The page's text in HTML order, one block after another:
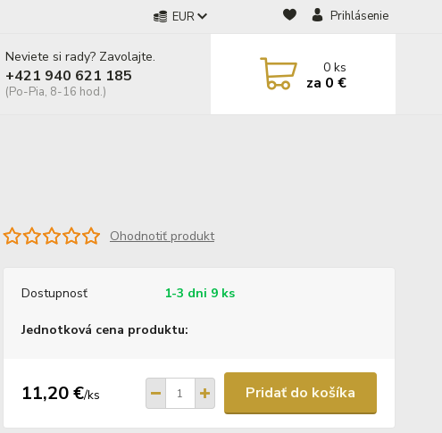
EUR Prihlásenie
Neviete si rady? Zavolajte.
+421 940 621 185
(Po-Pia, 8-16 hod.)
0ks
za 0 €
Ohodnotiť produkt
Dostupnosť 1-3 dni 9 ks
Jednotková cena produktu:
11,20 €/ks Pridať do košíka